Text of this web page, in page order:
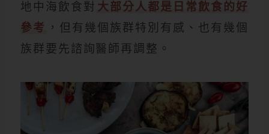
地中海飲食對 大部分人都是日常飲食的好
參考
，但有幾個族群特別有感、也有幾個
族群要先諮詢醫師再調整。